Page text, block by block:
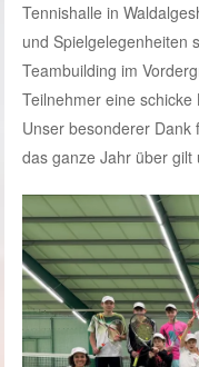
Tennishalle in
und Spielgelegenheiten
Teambuilding im
Teilnehmer eine
Unser besonderer Dank
das ganze Jahr über